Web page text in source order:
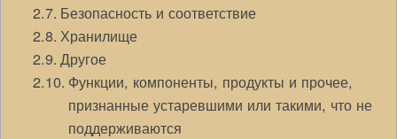
Безопасность и соответствие
Хранилище
Другое
Функции, компоненты, продукты и прочее,
признанные устаревшими или такими, что не
поддерживаются